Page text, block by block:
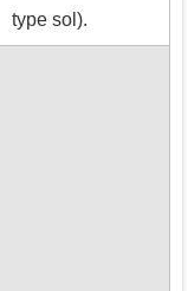
type sol).